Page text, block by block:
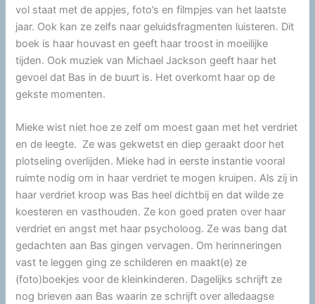
vol staat met de appjes, foto’s en filmpjes van het laatste
jaar. Ook kan ze zelfs naar geluidsfragmenten luisteren. Dit
boek is haar houvast en geeft haar troost in moeilijke
tijden. Ook muziek van Michael Jackson geeft haar het
gevoel dat Bas in de buurt is. Het overkomt haar op de
gekste momenten.
Mieke wist niet hoe ze zelf om moest gaan met het verdriet
en de leegte. Ze was gekwetst en diep geraakt door het
plotseling overlijden. Mieke had in eerste instantie vooral
ruimte nodig om in haar verdriet te mogen kruipen. Als zij in
haar verdriet kroop was Bas heel dichtbij en dat wilde ze
koesteren en vasthouden. Ze kon goed praten over haar
verdriet en angst met haar psycholoog. Ze was bang dat
gedachten aan Bas gingen vervagen. Om herinneringen
vast te leggen ging ze schilderen en maakt(e) ze
(foto)boekjes voor de kleinkinderen. Dagelijks schrijft ze
nog brieven aan Bas waarin ze schrijft over alledaagse